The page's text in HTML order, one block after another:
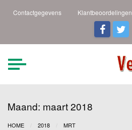
Contactgegevens Klantbeoordelingen
Maand: maart 2018
HOME 2018 MRT